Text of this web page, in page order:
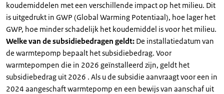
koudemiddelen met een verschillende impact op het milieu. Dit
is uitgedrukt in GWP (Global Warming Potentiaal), hoe lager het
GWP, hoe minder schadelijk het koudemiddel is voor het milieu.
Welke van de subsidiebedragen geldt: De installatiedatum van
de warmtepomp bepaalt het subsidiebedrag. Voor
warmtepompen die in 2026 geïnstalleerd zijn, geldt het
subsidiebedrag uit 2026 . Als u de subsidie aanvraagt voor een in
2024 aangeschaft warmtepomp en een bewijs van aanschaf uit